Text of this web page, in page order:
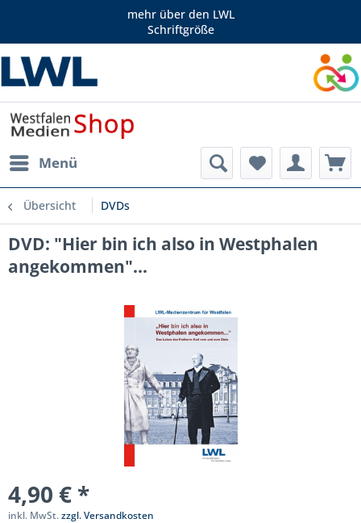
mehr über den LWL
Schriftgröße
Menü
Übersicht DVDs
DVD: "Hier bin ich also in Westphalen
angekommen"...
4,90 € *
inkl. MwSt.zzgl. Versandkosten